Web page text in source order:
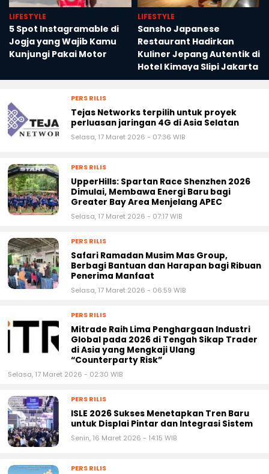
LIFESTYLE
5 Spot Instagramable di
Jogja yang Wajib Kamu
Kunjungi Pakai Motor
LIFESTYLE
Sansho Japanese
Restaurant Hadirkan
Kuliner Jepang Autentik di
Hotel Kimaya Slipi Jakarta
PERS RILIS
Tejas Networks terpilih untuk proyek
perluasan jaringan 4G di Asia Selatan
Selasa, 17 Maret 2026 - 07:36 WIB
PERS RILIS
UpperHills: Spartan Race Shenzhen 2026
Dimulai, Membawa Energi Baru bagi
Greater Bay Area Menjelang APEC
Selasa, 17 Maret 2026 - 07:17 WIB
PERS RILIS
Safari Ramadan Musim Mas Group,
Berbagi Bantuan dan Harapan bagi Ribuan
Penerima Manfaat
Selasa, 17 Maret 2026 - 06:59 WIB
PERS RILIS
Mitrade Raih Lima Penghargaan Industri
Global pada 2026 di Tengah Sikap Trader
di Asia yang Mengkaji Ulang
“Counterparty Risk”
Selasa, 17 Maret 2026 - 02:30 WIB
PERS RILIS
ISLE 2026 Sukses Menetapkan Tren Baru
untuk Displai Pintar dan Integrasi Sistem
Senin, 16 Maret 2026 - 14:15 WIB
PERS RILIS